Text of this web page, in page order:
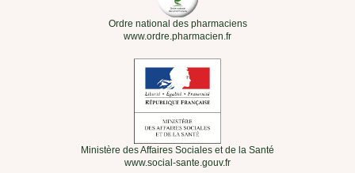
Ordre national des pharmaciens
www.ordre.pharmacien.fr
Ministère des Affaires Sociales et de la Santé
www.social-sante.gouv.fr